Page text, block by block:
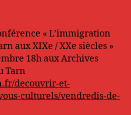
« L’immigration
aux XIXe / XXe siècles »
18h aux Archives
Tarn
decouvrir-et-
culturels/vendredis-de-